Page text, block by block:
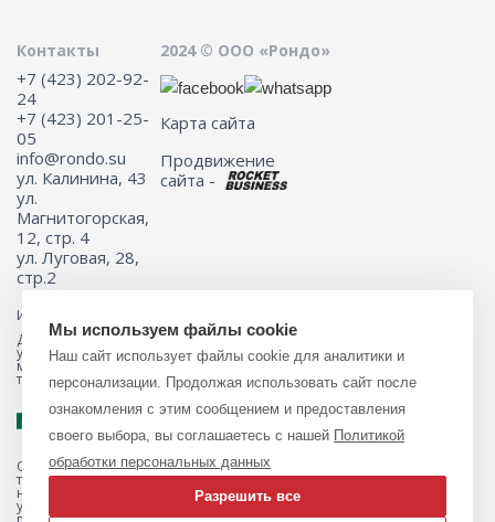
Контакты
+7 (423) 202-92-
24
+7 (423) 201-25-
05
info@rondo.su
ул. Калинина, 43
ул.
Магнитогорская,
12, стр. 4
ул. Луговая, 28,
стр.2
2024 © ООО «Рондо»
Карта сайта
Продвижение
сайта -
Информация на сайте не является публичной офертой.
Для получения подробной информации о наличии и стоимости
указанных товаров и (или) услуг, пожалуйста, обращайтесь к
менеджеру сайта с помощью специальной формы связи или по
телефону 8 (423) 201-25-05
Обращаем ваше внимание на то, что данный интернет-магазин, а
также вся информация о товарах и ценах, предоставленная на нём,
носит исключительно информационный характер и ни при каких
условиях не является публичной офертой, определяемой
Мы используем файлы cookie
Наш сайт использует файлы cookie для аналитики и
персонализации. Продолжая использовать сайт после
ознакомления с этим сообщением и предоставления
своего выбора, вы соглашаетесь с нашей Политикой
обработки персональных данных
Разрешить все